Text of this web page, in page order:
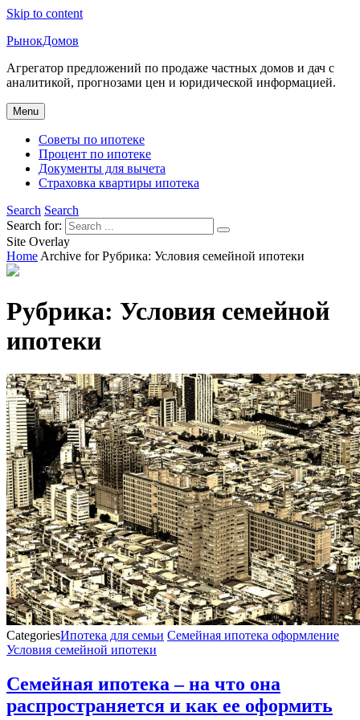
Skip to content
РынокДомов
Агрегатор предложений по продаже частных домов и дач с
аналитикой, прогнозами цен и юридической информацией.
Menu
Советы по ипотеке
Процент по ипотеке
Документы для вычета
Страховка квартиры ипотека
Search Search
Search for:
Site Overlay
Home Archive forРубрика: Условия семейной ипотеки
Рубрика: Условия семейной
ипотеки
CategoriesИпотека для семьи Семейная ипотека оформление
Условия семейной ипотеки
Семейная ипотека – на что она
распространяется и как ее оформить